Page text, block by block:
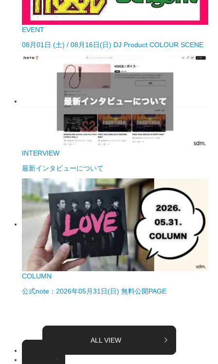
EVENT
08月01日 (土) / 08月16日(日) DJ Product COLOUR SCENE
INTERVIEW
最新インタビューについて
COLUMN
公式note：2026年05月31日(日) 無料公開PAGE
ALL VIEW